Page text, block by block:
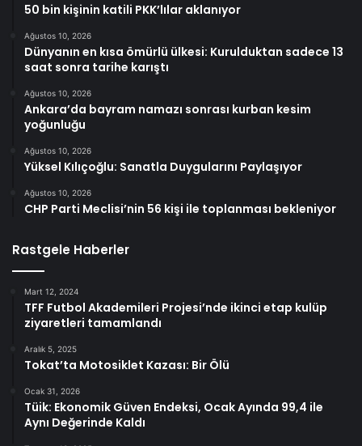
50 bin kişinin katili PKK’lılar aklanıyor
Ağustos 10, 2026
Dünyanın en kısa ömürlü ülkesi: Kurulduktan sadece 13
saat sonra tarihe karıştı
Ağustos 10, 2026
Ankara’da bayram namazı sonrası kurban kesim
yoğunluğu
Ağustos 10, 2026
Yüksel Kılıçoğlu: Sanatla Duygularını Paylaşıyor
Ağustos 10, 2026
CHP Parti Meclisi’nin 56 kişi ile toplanması bekleniyor
Rastgele Haberler
Mart 12, 2024
TFF Futbol Akademileri Projesi’nde ikinci etap kulüp
ziyaretleri tamamlandı
Aralık 5, 2025
Tokat’ta Motosiklet Kazası: Bir Ölü
Ocak 31, 2026
Tüik: Ekonomik Güven Endeksi, Ocak Ayında 99,4 ile
Aynı Değerinde Kaldı